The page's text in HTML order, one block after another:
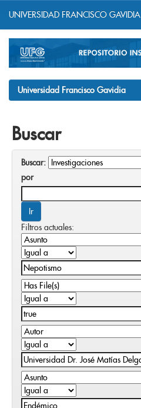
navigation
UNIVERSIDAD FRANCISCO GAVIDIA
Universidad Francisco Gavidia
Buscar
Buscar:
por
Filtros actuales: